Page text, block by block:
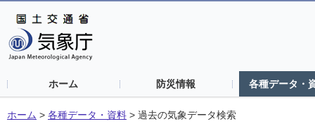
ホーム 防災情報 各種データ・
ホーム > 各種データ・資料 > 過去の気象データ検索